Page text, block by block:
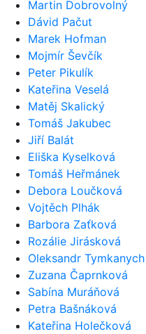
Martin Dobrovolný
Dávid Pačut
Marek Hofman
Mojmír Ševčík
Peter Pikulík
Kateřina Veselá
Matěj Skalický
Tomáš Jakubec
Jiří Balát
Eliška Kyselková
Tomáš Heřmánek
Debora Loučková
Vojtěch Plhák
Barbora Zaťková
Rozálie Jirásková
Oleksandr Tymkanych
Zuzana Čaprnková
Sabína Muráňová
Petra Bašnáková
Kateřina Holečková